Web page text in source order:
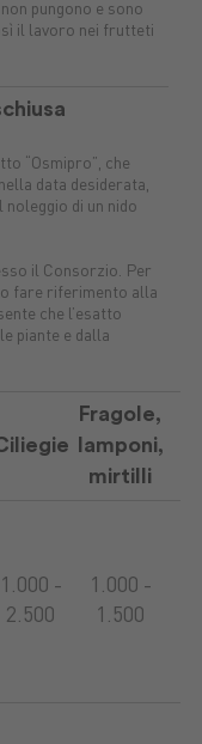
pungono e sono
il lavoro nei frutteti
“Osmipro”, che
data desiderata,
noleggio di un nido
il Consorzio. Per
fare riferimento alla
che l’esatto
piante e dalla
Fragole,
lamponi,
mirtilli
1.000 -
2.500
1.000 -
1.500